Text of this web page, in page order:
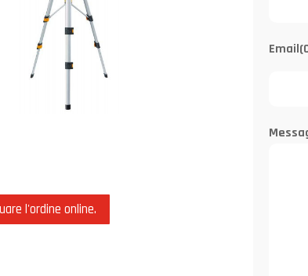
l'ordine online.
Email